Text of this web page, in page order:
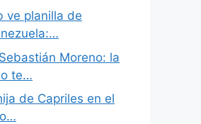
ve planilla de
Moreno: la
te…
de Capriles en el